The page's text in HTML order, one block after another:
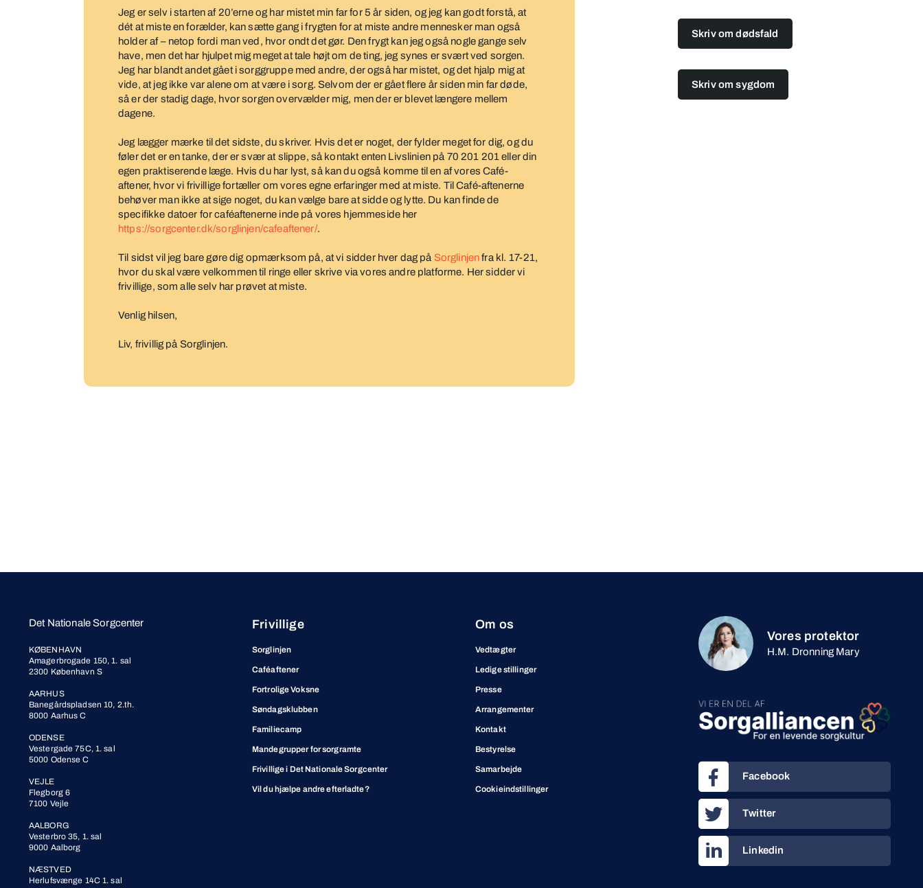
Jeg er selv i starten af 20’erne og har mistet min far for 5 år siden, og jeg kan godt forstå, at
dét at miste en forælder, kan sætte gang i frygten for at miste andre mennesker man også
holder af – netop fordi man ved, hvor ondt det gør. Den frygt kan jeg også nogle gange selv
have, men det har hjulpet mig meget at tale højt om de ting, jeg synes er svært ved sorgen.
Jeg har blandt andet gået i sorggruppe med andre, der også har mistet, og det hjalp mig at
vide, at jeg ikke var alene om at være i sorg. Selvom der er gået flere år siden min far døde,
så er der stadig dage, hvor sorgen overvælder mig, men der er blevet længere mellem
dagene.
Jeg lægger mærke til det sidste, du skriver. Hvis det er noget, der fylder meget for dig, og du
føler det er en tanke, der er svær at slippe, så kontakt enten Livslinien på 70 201 201 eller din
egen praktiserende læge. Hvis du har lyst, så kan du også komme til en af vores Café-
aftener, hvor vi frivillige fortæller om vores egne erfaringer med at miste. Til Café-aftenerne
behøver man ikke at sige noget, du kan vælge bare at sidde og lytte. Du kan finde de
specifikke datoer for caféaftenerne inde på vores hjemmeside her
https://sorgcenter.dk/sorglinjen/cafeaftener/.
Til sidst vil jeg bare gøre dig opmærksom på, at vi sidder hver dag på Sorglinjenfra kl. 17-21,
hvor du skal være velkommen til ringe eller skrive via vores andre platforme. Her sidder vi
frivillige, som alle selv har prøvet at miste.
Venlig hilsen,
Liv, frivillig på Sorglinjen.
Skriv om dødsfald
Skriv om sygdom
Det Nationale Sorgcenter
KØBENHAVN
Amagerbrogade 150, 1. sal
2300 København S
AARHUS
Banegårdspladsen 10, 2.th.
8000 Aarhus C
ODENSE
Vestergade 75C, 1. sal
5000 Odense C
VEJLE
Flegborg 6
7100 Vejle
AALBORG
Vesterbro 35, 1. sal
9000 Aalborg
NÆSTVED
Herlufsvænge 14C 1. sal
Frivillige
Sorglinjen
Caféaftener
Fortrolige Voksne
Søndagsklubben
Familiecamp
Mandegrupper for sorgramte
Frivillige i Det Nationale Sorgcenter
Vil du hjælpe andre efterladte?
Om os
Vedtægter
Ledige stillinger
Presse
Arrangementer
Kontakt
Bestyrelse
Samarbejde
Cookieindstillinger
Vores protektor
H.M. Dronning Mary
Facebook
Twitter
Linkedin